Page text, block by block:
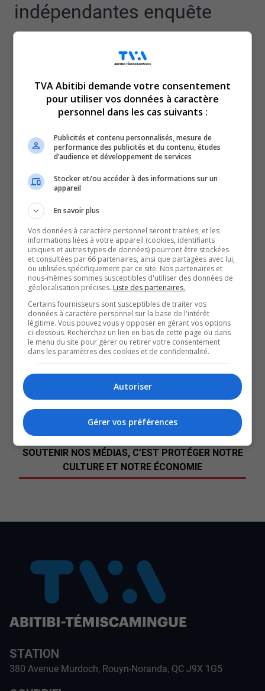
indépendantes enquête
après qu’une personne a dû
être transportée, hier soir,
au centre hospitalier, pour
de graves blessures, alors
que des policiers de la
Sûreté du Québec tentaient
d’intervenir auprès de lui.
Les renseignements préliminaires tentent à démontrer
qu’un appel au 911 a été logé pour une personne qui
aurait tenu des propos suicidaires.
Un peu après le début de l’intervention policière, les
agents ont découvert la personne avec de graves
blessures dans la résidence.
QUESTION DU JOUR
Commentaires
SOUTENIR NOS MÉDIAS, C’EST PROTÉGER NOTRE
CULTURE ET NOTRE ÉCONOMIE
STATION
380 Avenue Murdoch, Rouyn-Noranda, QC J9X 1G5
TVA Abitibi demande votre consentement
pour utiliser vos données à caractère
personnel dans les cas suivants :
Publicités et contenu personnalisés, mesure de
performance des publicités et du contenu, études
d’audience et développement de services
Stocker et/ou accéder à des informations sur un
appareil
En savoir plus
Vos données à caractère personnel seront traitées, et les
informations liées à votre appareil (cookies, identifiants
uniques et autres types de données) pourront être stockées
et consultées par 66 partenaires, ainsi que partagées avec lui,
ou utilisées spécifiquement par ce site. Nos partenaires et
nous-mêmes sommes susceptibles d'utiliser des données de
géolocalisation précises. Liste des partenaires.
Certains fournisseurs sont susceptibles de traiter vos
données à caractère personnel sur la base de l'intérêt
légitime. Vous pouvez vous y opposer en gérant vos options
ci-dessous. Recherchez un lien en bas de cette page ou dans
le menu du site pour gérer ou retirer votre consentement
dans les paramètres des cookies et de confidentialité.
Autoriser
Gérer vos préférences